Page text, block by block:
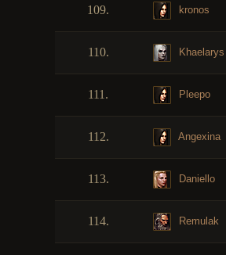
109. kronos
110. Khaelarys
111. Pleepo
112. Angexina
113. Daniello
114. Remulak